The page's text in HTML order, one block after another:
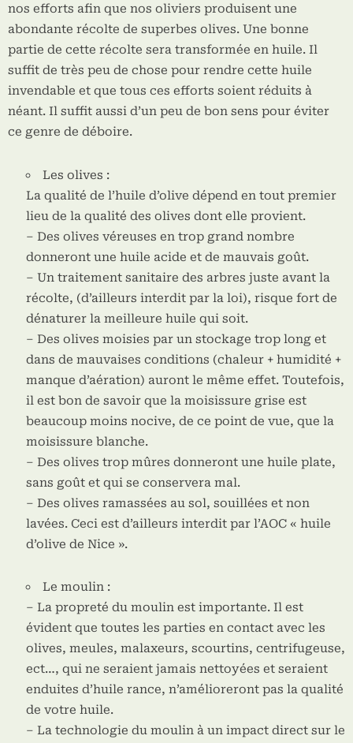
nos efforts afin que nos oliviers produisent une
abondante récolte de superbes olives. Une bonne
partie de cette récolte sera transformée en huile. Il
suffit de très peu de chose pour rendre cette huile
invendable et que tous ces efforts soient réduits à
néant. Il suffit aussi d’un peu de bon sens pour éviter
ce genre de déboire.
Les olives :
La qualité de l’huile d’olive dépend en tout premier
lieu de la qualité des olives dont elle provient.
– Des olives véreuses en trop grand nombre
donneront une huile acide et de mauvais goût.
– Un traitement sanitaire des arbres juste avant la
récolte, (d’ailleurs interdit par la loi), risque fort de
dénaturer la meilleure huile qui soit.
– Des olives moisies par un stockage trop long et
dans de mauvaises conditions (chaleur + humidité +
manque d’aération) auront le même effet. Toutefois,
il est bon de savoir que la moisissure grise est
beaucoup moins nocive, de ce point de vue, que la
moisissure blanche.
– Des olives trop mûres donneront une huile plate,
sans goût et qui se conservera mal.
– Des olives ramassées au sol, souillées et non
lavées. Ceci est d’ailleurs interdit par l’AOC « huile
d’olive de Nice ».
Le moulin :
– La propreté du moulin est importante. Il est
évident que toutes les parties en contact avec les
olives, meules, malaxeurs, scourtins, centrifugeuse,
ect…, qui ne seraient jamais nettoyées et seraient
enduites d’huile rance, n’amélioreront pas la qualité
de votre huile.
– La technologie du moulin à un impact direct sur le